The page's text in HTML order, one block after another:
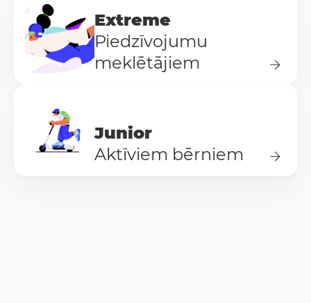
Extreme
Piedzīvojumu
meklētājiem
Junior
Aktīviem bērniem